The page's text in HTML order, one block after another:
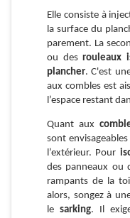
Elle consiste à
la surface du
parement. La
ou desrouleaux
plancher. C'est
aux combles est
l’espace restant
Quant aux
sont
l’extérieur. Pour
des panneaux ou
rampants de la
alors, songez à
le sarking. Il